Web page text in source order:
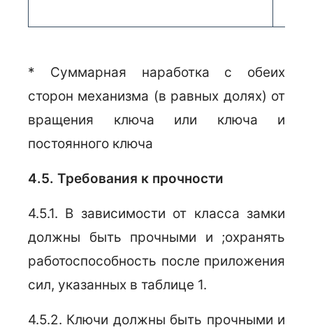
* Суммарная наработка с обеих
сторон механизма (в равных долях) от
вращения ключа или ключа и
постоянного ключа
4.5. Требования к прочности
4.5.1. В зависимости от класса замки
должны быть прочными и ;охранять
работоспособность после приложения
сил, указанных в таблице 1.
4.5.2. Ключи должны быть прочными и